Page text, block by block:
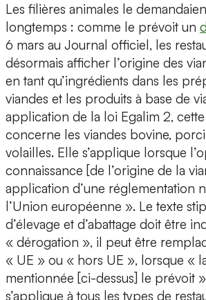
Les filières animales le
longtemps : comme le prévoit un
6 mars au Journal officiel, les
désormais afficher l’origine des
en tant qu’ingrédients dans les
viandes et les produits à base de
application de la loi Egalim 2,
concerne les viandes bovine,
volailles. Elle s’applique lorsque
connaissance [de l’origine de la
application d’une réglementation
l’Union européenne ». Le texte
d’élevage et d’abattage doit être
« dérogation », il peut être
« UE » ou « hors UE », lorsque «
mentionnée [ci-dessus] le prévoit
s’applique à tous les types de